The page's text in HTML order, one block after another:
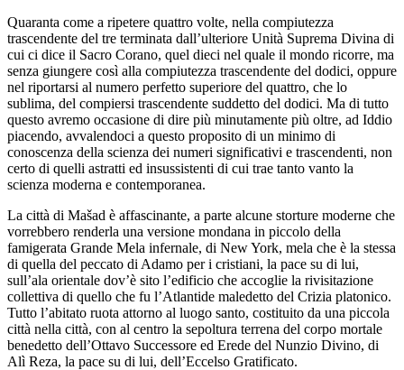
Quaranta come a ripetere quattro volte, nella compiutezza
trascendente del tre terminata dall’ulteriore Unità Suprema Divina di
cui ci dice il Sacro Corano, quel dieci nel quale il mondo ricorre, ma
senza giungere così alla compiutezza trascendente del dodici, oppure
nel riportarsi al numero perfetto superiore del quattro, che lo
sublima, del compiersi trascendente suddetto del dodici. Ma di tutto
questo avremo occasione di dire più minutamente più oltre, ad Iddio
piacendo, avvalendoci a questo proposito di un minimo di
conoscenza della scienza dei numeri significativi e trascendenti, non
certo di quelli astratti ed insussistenti di cui trae tanto vanto la
scienza moderna e contemporanea.
La città di Mašad è affascinante, a parte alcune storture moderne che
vorrebbero renderla una versione mondana in piccolo della
famigerata Grande Mela infernale, di New York, mela che è la stessa
di quella del peccato di Adamo per i cristiani, la pace su di lui,
sull’ala orientale dov’è sito l’edificio che accoglie la rivisitazione
collettiva di quello che fu l’Atlantide maledetto del Crizia platonico.
Tutto l’abitato ruota attorno al luogo santo, costituito da una piccola
città nella città, con al centro la sepoltura terrena del corpo mortale
benedetto dell’Ottavo Successore ed Erede del Nunzio Divino, di
Alì Reza, la pace su di lui, dell’Eccelso Gratificato.